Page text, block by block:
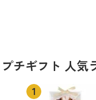
プチギフト 人気